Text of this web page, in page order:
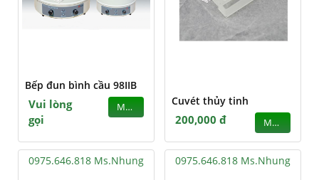
Bếp đun bình cầu 98IIB
Vui lòng
gọi
MUA Cuvét thủy tinh
200,000 đ MUA
0975.646.818 Ms.Nhung 0975.646.818 Ms.Nhung